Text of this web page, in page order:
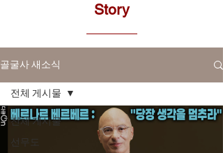
Story
골굴사 새소식
전체 게시물
선무도
전체 게시물